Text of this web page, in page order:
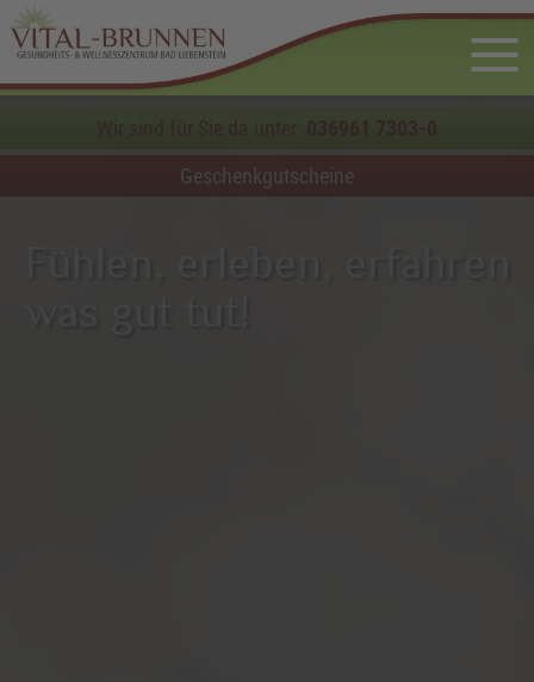
Geschenkgutscheine